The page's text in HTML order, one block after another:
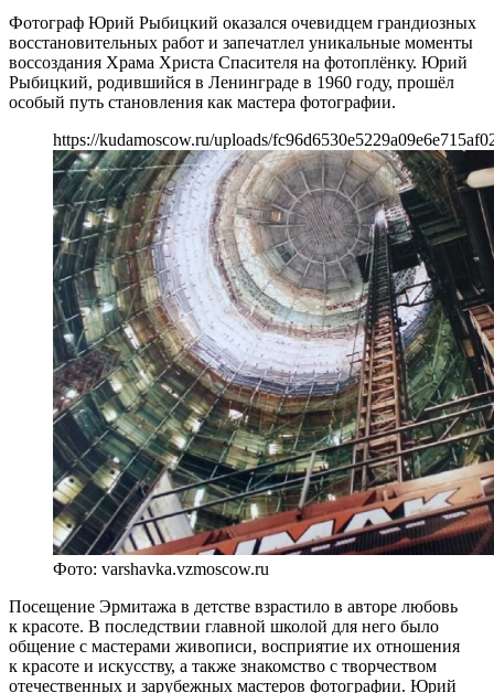
Фотограф Юрий Рыбицкий оказался очевидцем грандиозных
восстановительных работ и запечатлел уникальные моменты
воссоздания Храма Христа Спасителя на фотоплёнку. Юрий
Рыбицкий, родившийся в Ленинграде в 1960 году, прошёл
особый путь становления как мастера фотографии.
https://kudamoscow.ru/uploads/
Фото: varshavka.vzmoscow.ru
Посещение Эрмитажа в детстве взрастило в авторе любовь
к красоте. В последствии главной школой для него было
общение с мастерами живописи, восприятие их отношения
к красоте и искусству, а также знакомство с творчеством
отечественных и зарубежных мастеров фотографии. Юрий